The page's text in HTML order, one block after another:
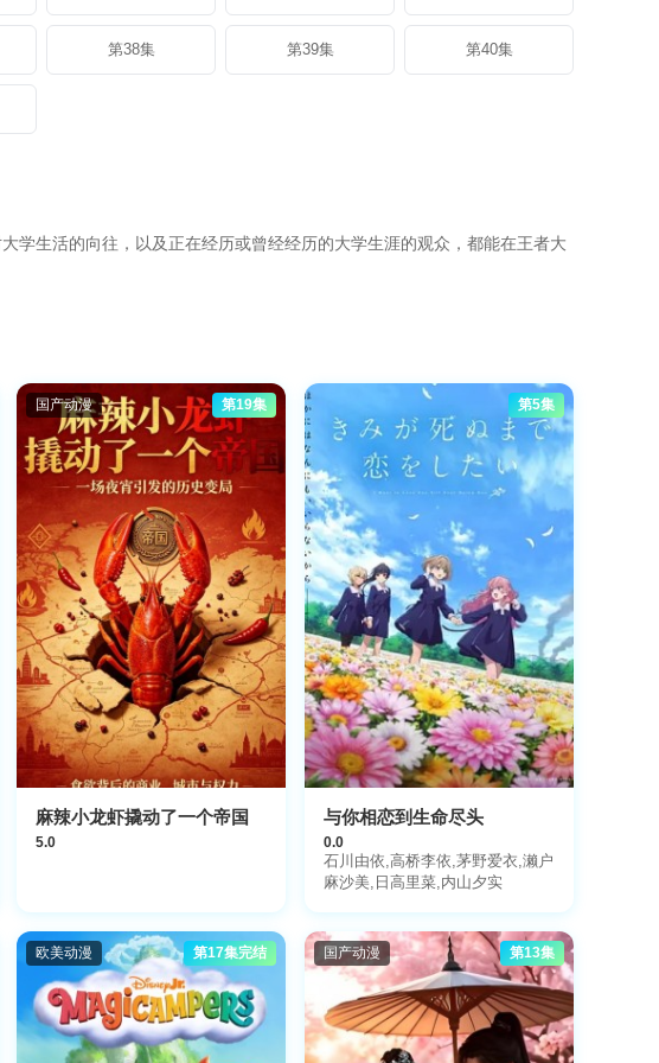
第38集 第39集 第40集
学生活的向往，以及正在经历或曾经经历的大学生涯的观众，都能在王者大
国产动漫 第19集
麻辣小龙虾撬动了一个帝国
5.0
第5集
与你相恋到生命尽头
0.0
石川由依,高桥李依,茅野爱衣,濑户
麻沙美,日高里菜,内山夕实
欧美动漫 第17集完结 国产动漫 第13集